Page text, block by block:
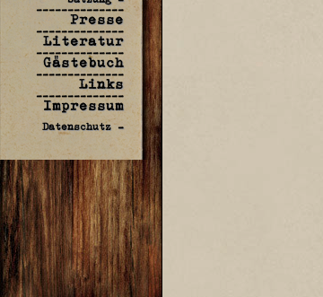
--------------
Presse
--------------
Literatur
--------------
Gästebuch
--------------
Links
--------------
Impressum
Datenschutz -